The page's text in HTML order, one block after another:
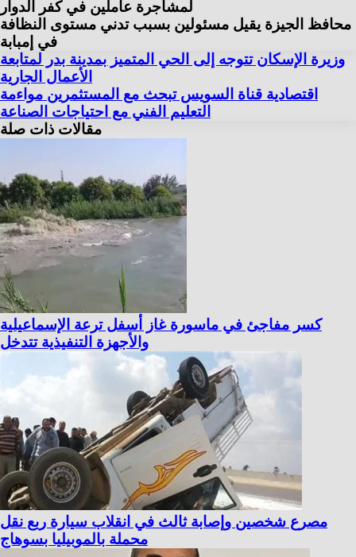
لمشاجرة عاملين في كفر الدوار
محافظ الجيزة يقيل مسئولين بسبب تدني مستوى النظافة
في إمبابة
وزيرة الإسكان تتوجه إلى الحي المتميز بمدينة بدر لمتابعة
الأعمال الجارية
اقتصادية قناة السويس تبحث مع المستثمرين مواءمة
التعليم الفني مع احتياجات الصناعة
مقالات ذات صلة
كسر مفاجئ في ماسورة غاز أسفل ترعة الإسماعيلية
والأجهزة التنفيذية تتدخل
مصرع شخصين وإصابة ثالث في انقلاب سيارة ربع نقل
محملة بالموبيليا بسوهاج